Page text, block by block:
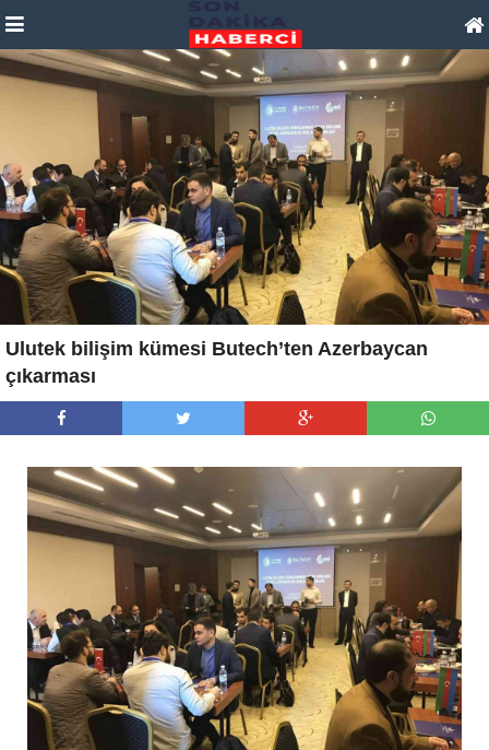
Ulutek bilişim kümesi Butech’ten Azerbaycan
çıkarması